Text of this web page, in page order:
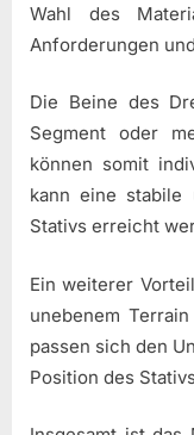
Wahl des
Anforderungen
Die Beine des
Segment oder
können somit
kann eine stabile
Stativs erreicht
Ein weiterer
unebenem
passen sich den
Position des